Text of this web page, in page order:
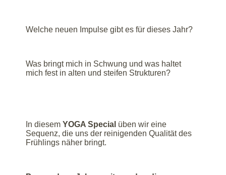
Welche neuen Impulse gibt es für dieses Jahr?
Was bringt mich in Schwung und was haltet
mich fest in alten und steifen Strukturen?
In diesemYOGA Special üben wir eine
Sequenz, die uns der reinigenden Qualität des
Frühlings näher bringt.